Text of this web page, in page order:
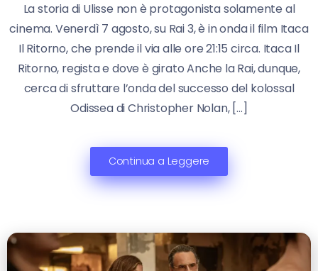
La storia di Ulisse non è protagonista solamente al
cinema. Venerdì 7 agosto, su Rai 3, è in onda il film Itaca
Il Ritorno, che prende il via alle ore 21:15 circa. Itaca Il
Ritorno, regista e dove è girato Anche la Rai, dunque,
cerca di sfruttare l’onda del successo del kolossal
Odissea di Christopher Nolan, […]
Continua a Leggere